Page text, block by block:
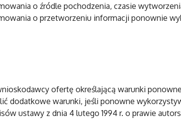
o źródle pochodzenia, czasie
o przetworzeniu informacji ponownie
ofertę określającą warunki
dodatkowe warunki, jeśli ponowne
ustawy z dnia 4 lutego 1994 r. o prawie